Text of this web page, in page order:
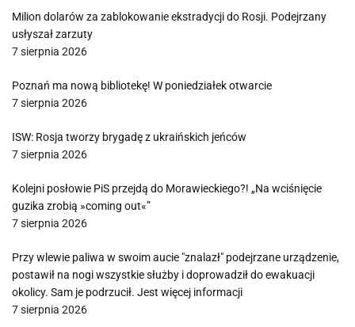
Milion dolarów za zablokowanie ekstradycji do Rosji. Podejrzany
usłyszał zarzuty
7 sierpnia 2026
Poznań ma nową bibliotekę! W poniedziałek otwarcie
7 sierpnia 2026
ISW: Rosja tworzy brygadę z ukraińskich jeńców
7 sierpnia 2026
Kolejni posłowie PiS przejdą do Morawieckiego?! „Na wciśnięcie
guzika zrobią »coming out«”
7 sierpnia 2026
Przy wlewie paliwa w swoim aucie "znalazł" podejrzane urządzenie,
postawił na nogi wszystkie służby i doprowadził do ewakuacji
okolicy. Sam je podrzucił. Jest więcej informacji
7 sierpnia 2026